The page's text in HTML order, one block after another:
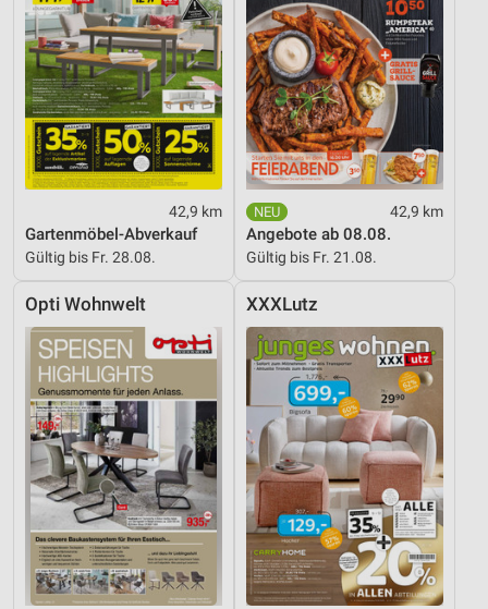
42,9 km
Gartenmöbel-Abverkauf
Gültig bis Fr. 28.08.
42,9 km
Angebote ab 08.08.
Gültig bis Fr. 21.08.
Opti Wohnwelt XXXLutz